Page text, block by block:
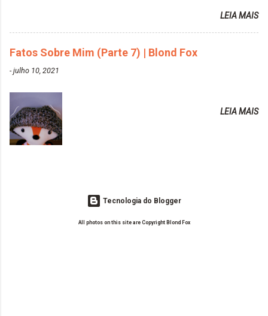
Ozzy Lilac
em meu cabelo, pois, sempre jogava tinta em cima
vida de Blogueira? Tem sido um sonho. Minha família me apoia muito.
Qual a parte chata da vida de Blogueira? Às vezes, a criatividade vai
embora... O que tem de melhor em ser Blogueira? Ver o seu trabalho
sendo reconhecido. Aonde deseja chegar com o seu Blog? Muito
além daquilo que imagino. Seu blog pra você é profissional ou passa-
tempo? Vejo como sendo profissional. Me empenho muito fazendo
tudo para ele. Quais blogs acompanha, e quais indica? Eu acompanho
o Drilly Design e comecei a ler as postagens do antigo blog da Sweet
Carol "Magic Days". Tem sido fácil o convívio com seguidoras e
leitoras? Claro. Seu blog já esta como quer, ou ainda ...
LEIA MAIS
Fatos Sobre Mim (Parte 7) | Blond Fox
-julho 10, 2021
LEIA MAIS
Tecnologia do Blogger
All photos on this site are Copyright Blond Fox